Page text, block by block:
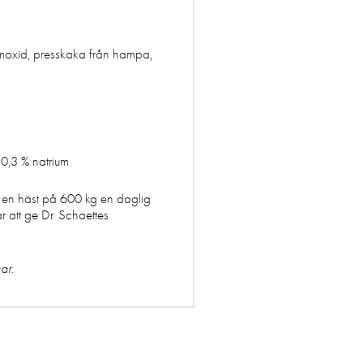
presskaka från hampa,
% natrium
häst på 600 kg en daglig
att ge Dr. Schaettes